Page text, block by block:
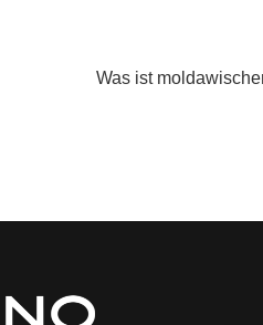
Was ist